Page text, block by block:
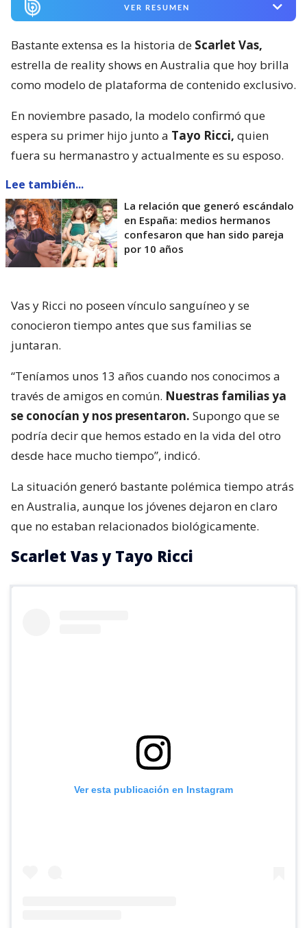
VER RESUMEN
Bastante extensa es la historia de Scarlet Vas,
estrella de reality shows en Australia que hoy brilla
como modelo de plataforma de contenido exclusivo.
En noviembre pasado, la modelo confirmó que
espera su primer hijo junto a Tayo Ricci, quien
fuera su hermanastro y actualmente es su esposo.
Lee también...
La relación que generó escándalo
en España: medios hermanos
confesaron que han sido pareja
por 10 años
Vas y Ricci no poseen vínculo sanguíneo y se
conocieron tiempo antes que sus familias se
juntaran.
“Teníamos unos 13 años cuando nos conocimos a
través de amigos en común. Nuestras familias ya
se conocían y nos presentaron. Supongo que se
podría decir que hemos estado en la vida del otro
desde hace mucho tiempo”, indicó.
La situación generó bastante polémica tiempo atrás
en Australia, aunque los jóvenes dejaron en claro
que no estaban relacionados biológicamente.
Scarlet Vas y Tayo Ricci
Ver esta publicación en Instagram